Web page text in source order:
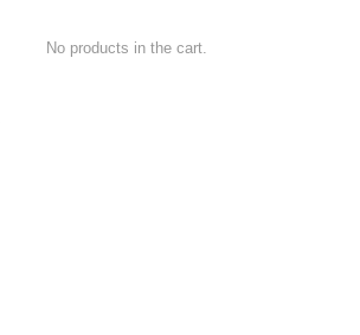
No products in the cart.